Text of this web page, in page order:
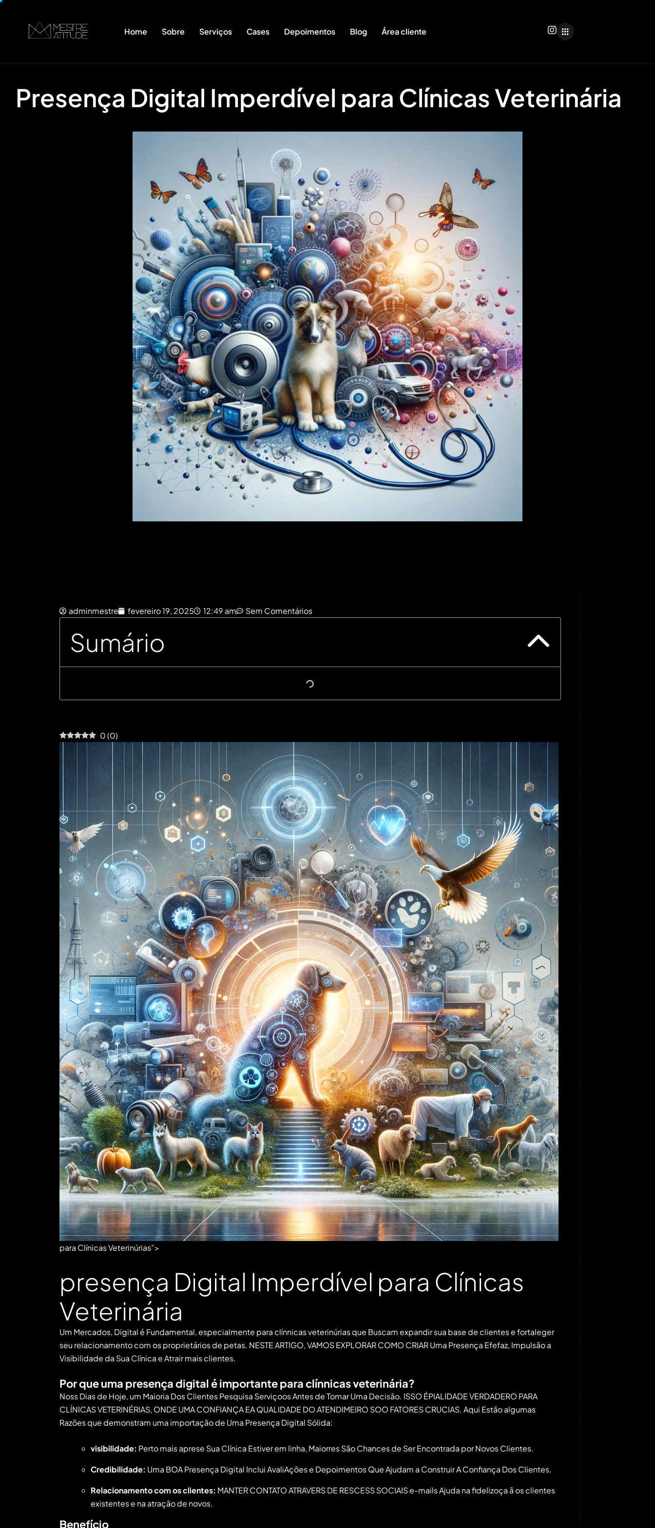
Home Sobre Serviços Cases Depoimentos Blog Área cliente
Presença Digital Imperdível para Clínicas Veterinária
adminmestre fevereiro 19, 2025 12:49 am Sem Comentários
Sumário
0(0)
para Clínicas Veterinúrias”>
presença Digital ⁣Imperdível para Clínicas
‌Veterinária
Um Mercados, Digital é ⁤Fundamental, especialmente para clínnicas veterinúrias que Buscam expandir sua base de‌ clientes e fortaleger
seu relacionamento com os ‌proprietários de petas. NESTE ARTIGO, VAMOS ⁤EXPLORAR COMO CRIAR ⁢Uma Presença​ Efefaz, Impulsão a
Visibilidade da Sua ​ Clínicae ‌Atrair mais ⁤clientes.
Por que uma⁣ presença digital é importante para clínnicas veterinária?
Noss Dias de Hoje, um Maioria Dos ⁢Clientes Pesquisa Serviçoos Antes de Tomar Uma Decisão.⁣ ISSO ÉPIALIDADE VERDADERO PARA
CLÍNICAS VETERINÉRIAS, ONDE UMA CONFIANÇA EA QUALIDADE‍ DO ⁤ATENDIMEIRO SOO FATORES CRUCIAS. Aqui Estão algumas
Razões ⁢que demonstram uma importação de Uma ​Presença Digital Sólida:
visibilidade: Perto‍ mais aprese Sua ⁢Clínica Estiver em linha, Maiorres⁣ São Chances ⁤de Ser Encontrada porNovos Clientes.
Credibilidade: Uma BOA Presença Digital Inclui ‍AvaliAções e Depoimentos Que Ajudam a ‍Construir A⁢ Confiança Dos Clientes.
Relacionamento comos clientes: MANTER CONTATO ATRAVERS DE RESCESS⁢ SOCIAIS e-mails Ajuda ‍na fidelizoça ã ‌os clientes
existentes e na atração de​ novos.
Benefício